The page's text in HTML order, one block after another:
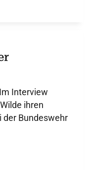
Interview
ihren
der Bundeswehr